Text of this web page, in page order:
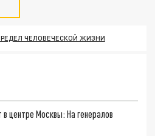
ЧЕЛОВЕЧЕСКОЙ ЖИЗНИ
центре Москвы: На генералов